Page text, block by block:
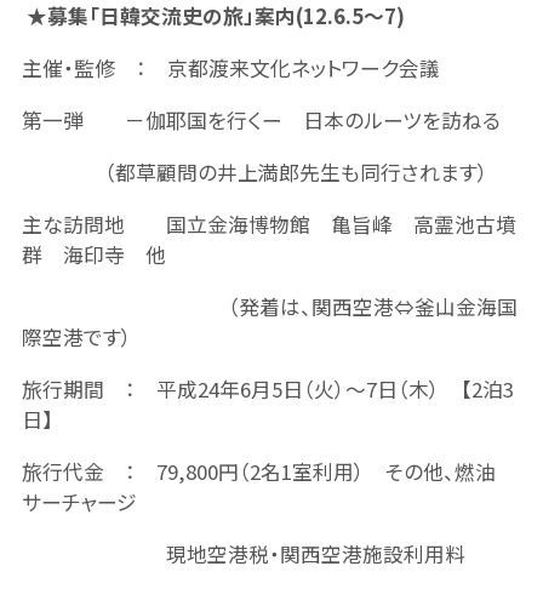
★募集「日韓交流史の旅」案内(12.6.5～7)
主催・監修 ： 京都渡来文化ネットワーク会議
第一弾 －伽耶国を行くー 日本のルーツを訪ねる
（都草顧問の井上満郎先生も同行されます）
主な訪問地 国立金海博物館 亀旨峰 高霊池古墳
群 海印寺 他
（発着は、関西空港⇔釜山金海国
際空港です）
旅行期間 ： 平成24年6月5日（火）～7日（木） 【2泊3
日】
旅行代金 ： 79,800円（2名1室利用） その他、燃油
サーチャージ
現地空港税・関西空港施設利用料